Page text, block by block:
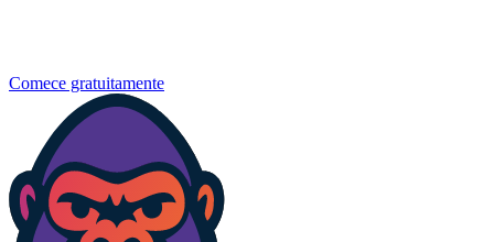
Comece gratuitamente